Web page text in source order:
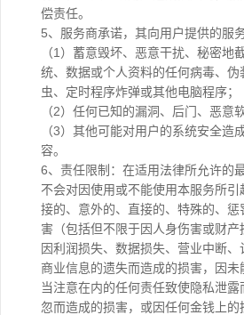
偿责任。
5、服务商承诺，其向用户提供的服
（1）蓄意毁坏、恶意干扰、秘密地
统、数据或个人资料的任何病毒、
虫、定时程序炸弹或其他电脑程序；
（2）任何已知的漏洞、后门、恶意软
（3）其他可能对用户的系统安全造
容。
6、责任限制：在适用法律所允许的
不会对因使用或不能使用本服务所引
接的、意外的、直接的、特殊的、惩
害（包括但不限于因人身伤害或财产
因利润损失、数据损失、营业中断、
商业信息的遗失而造成的损害，因未
当注意在内的任何责任致使隐私泄
忽而造成的损害，或因任何金钱上